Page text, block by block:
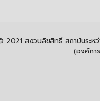
2021 สงวนลิขสิทธิ์ สถาบันระหว่
(องค์กา